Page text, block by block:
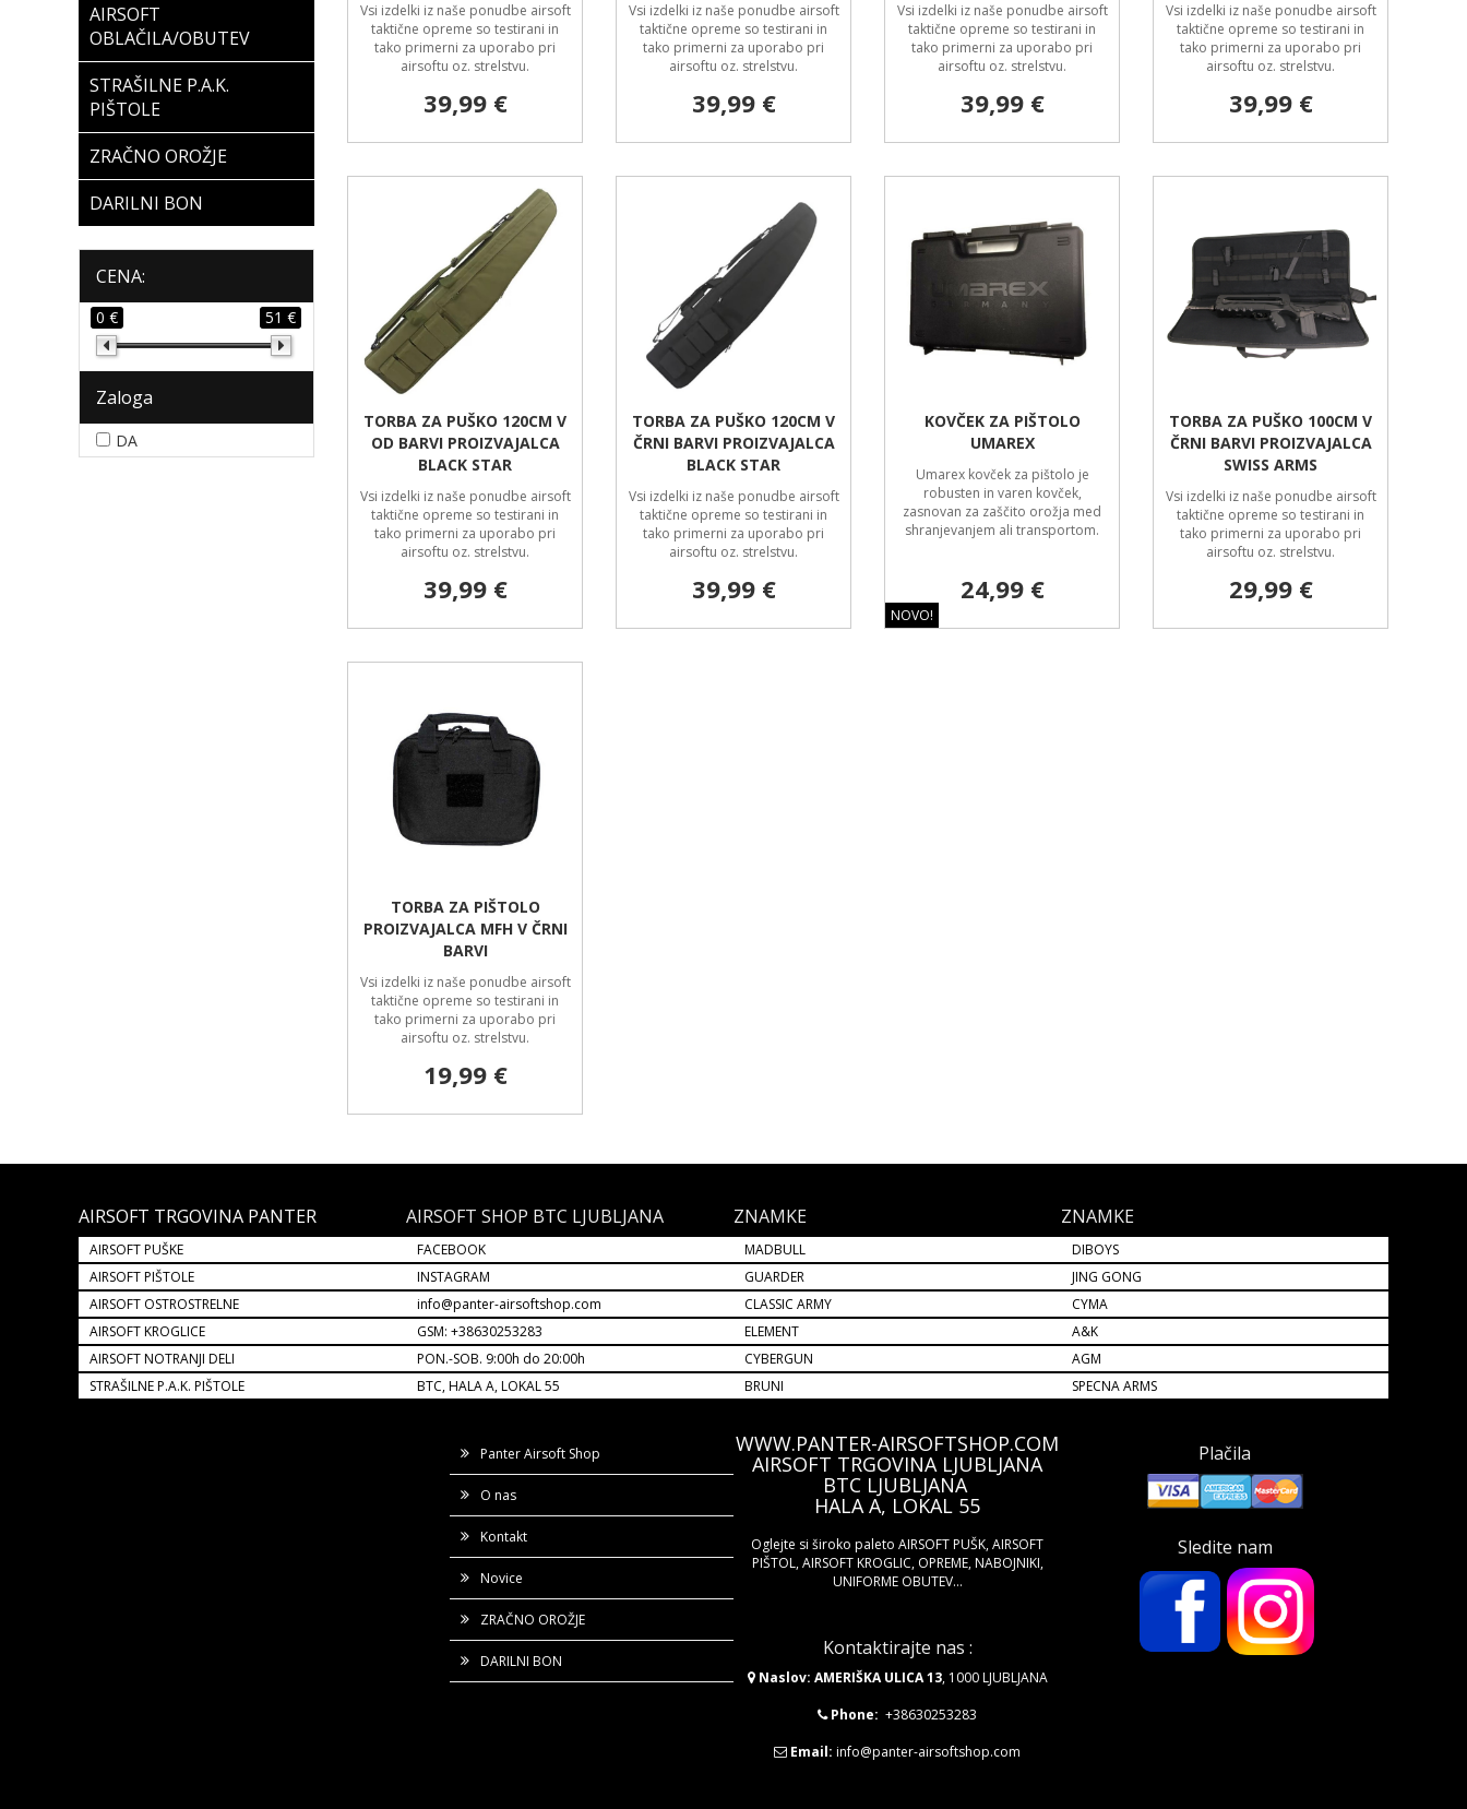
AIRSOFT
OBLAČILA/OBUTEV
STRAŠILNE P.A.K.
PIŠTOLE
ZRAČNO OROŽJE
DARILNI BON
CENA:
0 € 51 €
Zaloga
DA
Vsi izdelki iz naše ponudbe airsoft
taktične opreme so testirani in
tako primerni za uporabo pri
airsoftu oz. strelstvu.
39,99 €
Vsi izdelki iz naše ponudbe airsoft
taktične opreme so testirani in
tako primerni za uporabo pri
airsoftu oz. strelstvu.
39,99 €
Vsi izdelki iz naše ponudbe airsoft
taktične opreme so testirani in
tako primerni za uporabo pri
airsoftu oz. strelstvu.
39,99 €
Vsi izdelki iz naše ponudbe airsoft
taktične opreme so testirani in
tako primerni za uporabo pri
airsoftu oz. strelstvu.
39,99 €
TORBA ZA PUŠKO 120CM V
OD BARVI PROIZVAJALCA
BLACK STAR
Vsi izdelki iz naše ponudbe airsoft
taktične opreme so testirani in
tako primerni za uporabo pri
airsoftu oz. strelstvu.
39,99 €
TORBA ZA PUŠKO 120CM V
ČRNI BARVI PROIZVAJALCA
BLACK STAR
Vsi izdelki iz naše ponudbe airsoft
taktične opreme so testirani in
tako primerni za uporabo pri
airsoftu oz. strelstvu.
39,99 €
NOVO!
KOVČEK ZA PIŠTOLO
UMAREX
Umarex kovček za pištolo je
robusten in varen kovček,
zasnovan za zaščito orožja med
shranjevanjem ali transportom.
24,99 €
TORBA ZA PUŠKO 100CM V
ČRNI BARVI PROIZVAJALCA
SWISS ARMS
Vsi izdelki iz naše ponudbe airsoft
taktične opreme so testirani in
tako primerni za uporabo pri
airsoftu oz. strelstvu.
29,99 €
TORBA ZA PIŠTOLO
PROIZVAJALCA MFH V ČRNI
BARVI
Vsi izdelki iz naše ponudbe airsoft
taktične opreme so testirani in
tako primerni za uporabo pri
airsoftu oz. strelstvu.
19,99 €
AIRSOFT TRGOVINA PANTER
AIRSOFT PUŠKE
AIRSOFT PIŠTOLE
AIRSOFT OSTROSTRELNE
AIRSOFT KROGLICE
AIRSOFT NOTRANJI DELI
STRAŠILNE P.A.K. PIŠTOLE
AIRSOFT SHOP BTC LJUBLJANA
FACEBOOK
INSTAGRAM
info@panter-airsoftshop.com
GSM: +38630253283
PON.-SOB. 9:00h do 20:00h
BTC, HALA A, LOKAL 55
ZNAMKE
MADBULL
GUARDER
CLASSIC ARMY
ELEMENT
CYBERGUN
BRUNI
ZNAMKE
DIBOYS
JING GONG
CYMA
A&K
AGM
SPECNA ARMS
Panter Airsoft Shop
O nas
Kontakt
Novice
ZRAČNO OROŽJE
DARILNI BON
WWW.PANTER-AIRSOFTSHOP.COM
AIRSOFT TRGOVINA LJUBLJANA
BTC LJUBLJANA
HALA A, LOKAL 55
Oglejte si široko paleto AIRSOFT PUŠK, AIRSOFT
PIŠTOL, AIRSOFT KROGLIC, OPREME, NABOJNIKI,
UNIFORME OBUTEV...
Kontaktirajte nas :
Naslov: AMERIŠKA ULICA 13, 1000 LJUBLJANA
Phone: +38630253283
Email: info@panter-airsoftshop.com
Plačila
Sledite nam